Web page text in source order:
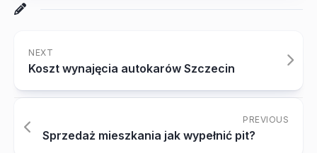
NEXT
Koszt wynajęcia autokarów Szczecin
PREVIOUS
Sprzedaż mieszkania jak wypełnić pit?